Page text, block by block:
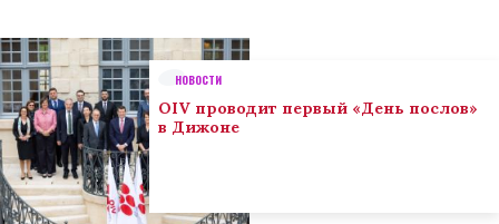
НОВОСТИ
OIV проводит первый «День послов»
в Дижоне